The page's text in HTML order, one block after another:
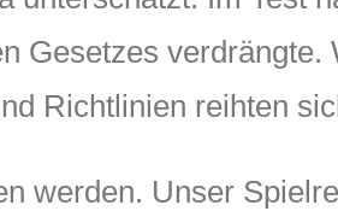
Gesetzes
Richtlinien reihten
werden. Unser